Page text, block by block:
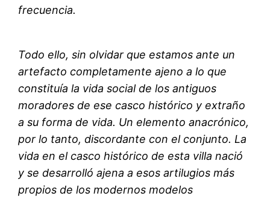
frecuencia.
Todo ello, sin olvidar que estamos ante un
artefacto completamente ajeno a lo que
constituía la vida social de los antiguos
moradores de ese casco histórico y extraño
a su forma de vida. Un elemento anacrónico,
por lo tanto, discordante con el conjunto. La
vida en el casco histórico de esta villa nació
y se desarrolló ajena a esos artilugios más
propios de los modernos modelos